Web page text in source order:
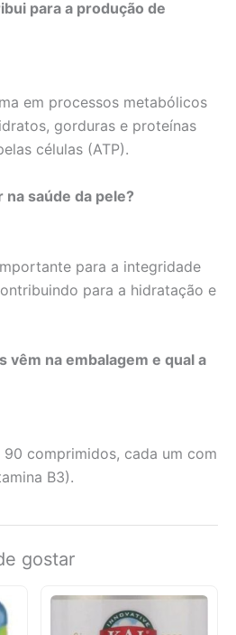
para a produção de
em processos metabólicos
gorduras e proteínas
células (ATP).
na saúde da pele?
para a integridade
para a hidratação e
vêm na embalagem e qual a
comprimidos, cada um com
B3).
gostar